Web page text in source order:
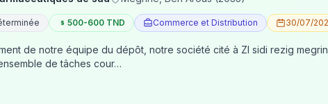
500-600 TND Commerce et Distribution 30/07/
de notre équipe du dépôt, notre société cité à ZI sidi rezig
de tâches cour…